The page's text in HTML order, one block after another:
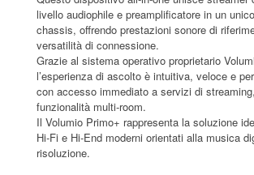
livello audiophile e preamplificatore in un
chassis, offrendo prestazioni sonore di
versatilità di connessione.
Grazie al sistema operativo proprietario
l’esperienza di ascolto è intuitiva, veloce e
con accesso immediato a servizi di
funzionalità multi-room.
Il Volumio Primo+ rappresenta la soluzione
Hi-Fi e Hi-End moderni orientati alla musica
risoluzione.